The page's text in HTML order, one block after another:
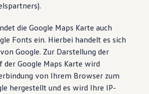
die Google Maps Karte auch
Fonts ein. Hierbei handelt es sich
Google. Zur Darstellung der
der Google Maps Karte wird
von Ihrem Browser zum
hergestellt und es wird Ihre IP-